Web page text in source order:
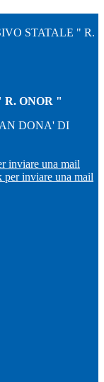
STATALE " R.
R. ONOR "
DONA' DI
inviare una mail
per inviare una mail